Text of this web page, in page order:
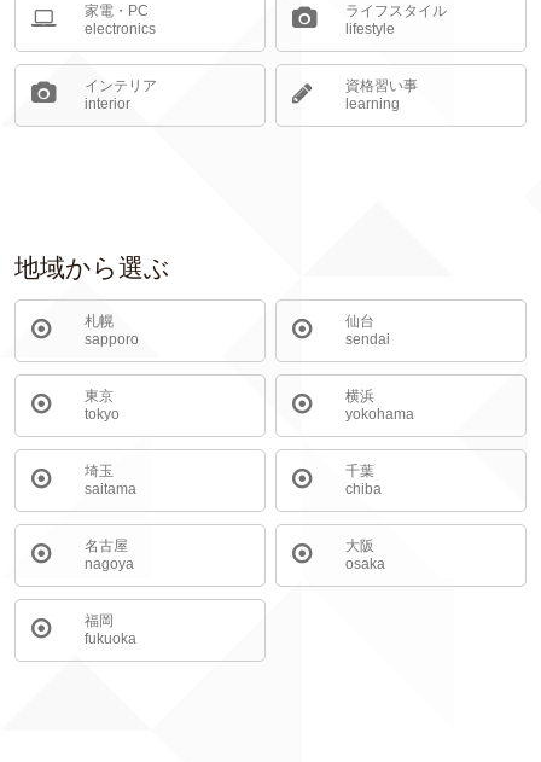
家電・PC
electronics
ライフスタイル
lifestyle
インテリア
interior
資格習い事
learning
地域から選ぶ
札幌
sapporo
仙台
sendai
東京
tokyo
横浜
yokohama
埼玉
saitama
千葉
chiba
名古屋
nagoya
大阪
osaka
福岡
fukuoka